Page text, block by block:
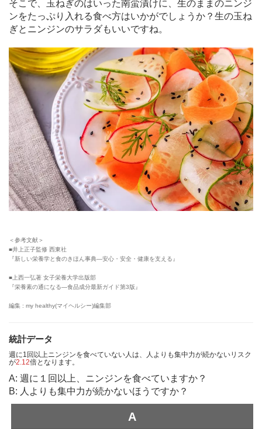
そこで、玉ねぎのはいった南蛮漬けに、生のままのニンジ
ンをたっぷり入れる食べ方はいかがでしょうか？生の玉ね
ぎとニンジンのサラダもいいですね。
＜参考文献＞
■井上正子監修 西東社
『新しい栄養学と食のきほん事典―安心・安全・健康を支える』
■上西一弘著 女子栄養大学出版部
『栄養素の通になる―食品成分最新ガイド第3版』
編集 : my healthy(マイヘルシー)編集部
統計データ
週に1回以上ニンジンを食べていない人は、人よりも集中力が続かないリスク
が2.12倍となります。
A: 週に１回以上、ニンジンを食べていますか？
B: 人よりも集中力が続かないほうですか？
A